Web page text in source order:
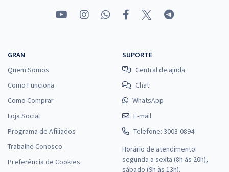
GRAN
Quem Somos
Como Funciona
Como Comprar
Loja Social
Programa de Afiliados
Trabalhe Conosco
Preferência de Cookies
SUPORTE
Central de ajuda
Chat
WhatsApp
E-mail
Telefone: 3003-0894
Horário de atendimento:
segunda a sexta (8h às 20h),
sábado (9h às 13h).